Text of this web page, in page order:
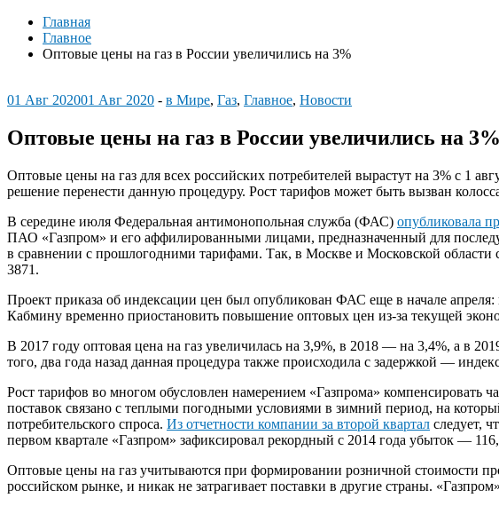
Главная
Главное
Оптовые цены на газ в России увеличились на 3%
01 Авг 202001 Авг 2020 - в Мире, Газ, Главное, Новости
Оптовые цены на газ в России увеличились на 3%
Оптовые цены на газ для всех российских потребителей вырастут на 3% с 1
решение перенести данную процедуру. Рост тарифов может быть вызван
В середине июля Федеральная антимонопольная служба (ФАС) опубликовала
ПАО «Газпром» и его аффилированными лицами, предназначенный для
в сравнении с прошлогодними тарифами. Так, в Москве и Московской
3871.
Проект приказа об индексации цен был опубликован ФАС еще в начале
Кабмину временно приостановить повышение оптовых цен из-за текущей
В 2017 году оптовая цена на газ увеличилась на 3,9%, в 2018 — на 3,4%, а в
того, два года назад данная процедура также происходила с задержкой —
Рост тарифов во многом обусловлен намерением «Газпрома» компенсировать
поставок связано с теплыми погодными условиями в зимний период, на
потребительского спроса. Из отчетности компании за второй квартал следует,
первом квартале «Газпром» зафиксировал рекордный с 2014 года убыток —
Оптовые цены на газ учитываются при формировании розничной стоимости
российском рынке, и никак не затрагивает поставки в другие страны.